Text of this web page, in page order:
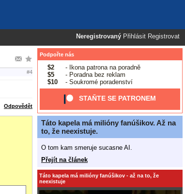
Neregistrovaný Přihlásit Registrovat
#4
Odpovědět
Podpořte nás
$2
- Ikona patrona na poradně
$5
- Poradna bez reklam
$10
- Soukromé poradenství
STAŇTE SE PATRONEM
Táto kapela má milióny fanúšikov. Až na
to, že neexistuje.
O tom kam smeruje sucasne AI.
Přejít na článek
Táto kapela má milióny fanúšikov - až na to, že
neexistuje